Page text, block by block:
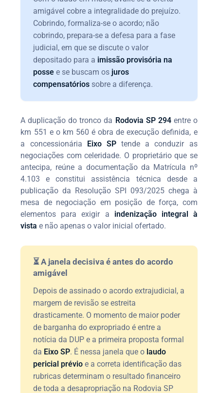
amigável cobre a integralidade do prejuízo.
Cobrindo, formaliza-se o acordo; não
cobrindo, prepara-se a defesa para a fase
judicial, em que se discute o valor
depositado para a imissão provisória na
posse e se buscam os juros
compensatórios sobre a diferença.
A duplicação do tronco da Rodovia SP 294entre o
km 551 e o km 560 é obra de execução definida, e
a concessionária Eixo SPtende a conduzir as
negociações com celeridade. O proprietário que se
antecipa, reúne a documentação da Matrícula nº
4.103 e constitui assistência técnica desde a
publicação da Resolução SPI 093/2025 chega à
mesa de negociação em posição de força, com
elementos para exigir a indenização integral à
vista e não apenas o valor inicial ofertado.
⏳ A janela decisiva é antes do acordo
amigável
Depois de assinado o acordo extrajudicial, a
margem de revisão se estreita
drasticamente. O momento de maior poder
de barganha do expropriado é entre a
notícia da DUP e a primeira proposta formal
da Eixo SP. É nessa janela que o laudo
pericial prévio e a correta identificação das
rubricas determinam o resultado financeiro
de toda a desapropriação na Rodovia SP